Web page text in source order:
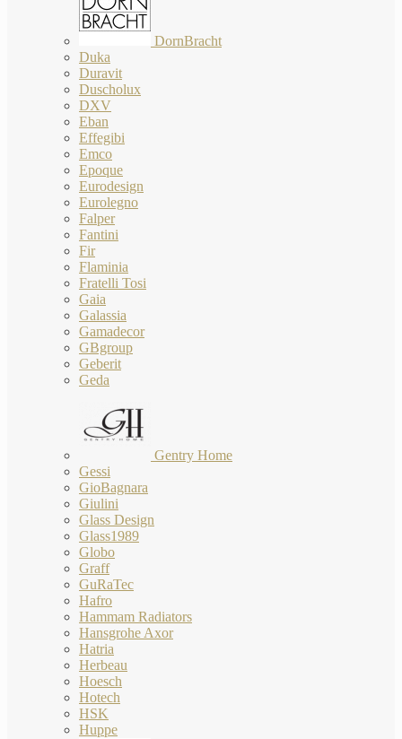
DornBracht
Duka
Duravit
Duscholux
DXV
Eban
Effegibi
Emco
Epoque
Eurodesign
Eurolegno
Falper
Fantini
Fir
Flaminia
Fratelli Tosi
Gaia
Galassia
Gamadecor
GBgroup
Geberit
Geda
Gentry Home
Gessi
GioBagnara
Giulini
Glass Design
Glass1989
Globo
Graff
GuRaTec
Hafro
Hammam Radiators
Hansgrohe Axor
Hatria
Herbeau
Hoesch
Hotech
HSK
Huppe